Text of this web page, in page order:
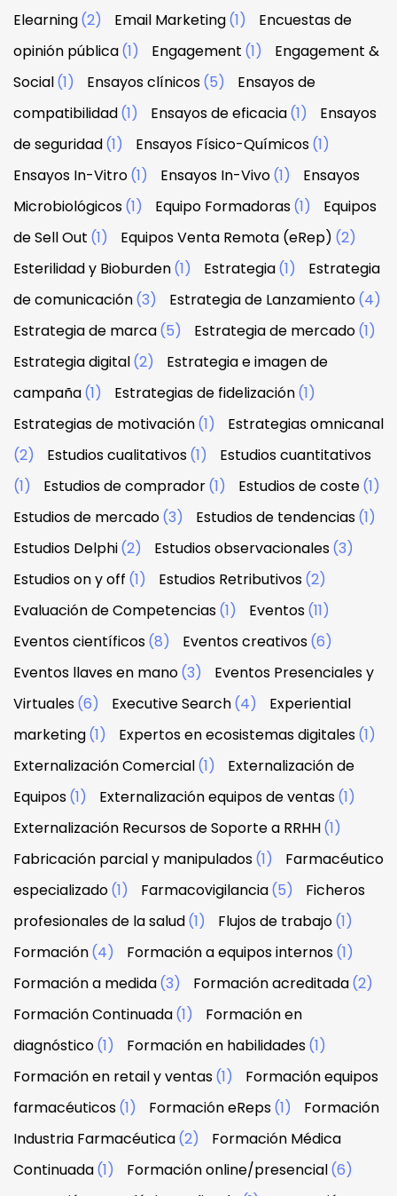
Elearning(2) Email Marketing(1)
Encuestas de
opinión pública(1) Engagement (1)
Engagement &
Social(1) Ensayos clínicos(5)
Ensayos de
compatibilidad(1) Ensayos de eficacia(1)
Ensayos
de seguridad(1) Ensayos Físico-Químicos(1)
Ensayos In-Vitro(1) Ensayos In-Vivo(1)
Ensayos
Microbiológicos(1) Equipo Formadoras(1)
Equipos
de Sell Out (1) Equipos Venta Remota (eRep) (2)
Esterilidad y Bioburden(1) Estrategia(1)
Estrategia
de comunicación(3) Estrategia de Lanzamiento(4)
Estrategia de marca(5) Estrategia de mercado(1)
Estrategia digital(2)
Estrategia e imagen de
campaña(1) Estrategias de fidelización(1)
Estrategias de motivación(1)
Estrategias omnicanal
(2)
Estudios cualitativos(1)
Estudios cuantitativos
(1)
Estudios de comprador(1) Estudios de coste(1)
Estudios de mercado(3) Estudios de tendencias(1)
Estudios Delphi(2) Estudios observacionales(3)
Estudios on y off (1) Estudios Retributivos(2)
Evaluación de Competencias(1) Eventos(11)
Eventos científicos(8) Eventos creativos(6)
Eventos llaves en mano(3)
Eventos Presenciales y
Virtuales(6) Executive Search(4)
Experiential
marketing(1) Expertos en ecosistemas digitales(1)
Externalización Comercial(1)
Externalización de
Equipos(1) Externalización equipos de ventas(1)
Externalización Recursos de Soporte a RRHH(1)
Fabricación parcial y manipulados(1)
Farmacéutico
especializado(1) Farmacovigilancia(5)
Ficheros
profesionales de la salud(1) Flujos de trabajo(1)
Formación(4) Formación a equipos internos(1)
Formación a medida(3) Formación acreditada(2)
Formación Continuada(1)
Formación en
diagnóstico(1) Formación en habilidades(1)
Formación en retail y ventas(1)
Formación equipos
farmacéuticos(1) Formación eReps(1)
Formación
Industria Farmacéutica(2)
Formación Médica
Continuada(1) Formación online/presencial(6)